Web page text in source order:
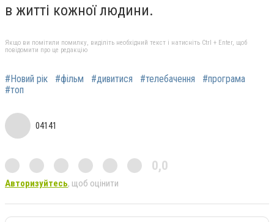
в житті кожної людини.
Якщо ви помітили помилку, виділіть необхідний текст і натисніть Ctrl + Enter, щоб
повідомити про це редакцію
#Новий рік #фільм #дивитися #телебачення
#програма
#топ
04141
0,0
Авторизуйтесь, щоб оцінити